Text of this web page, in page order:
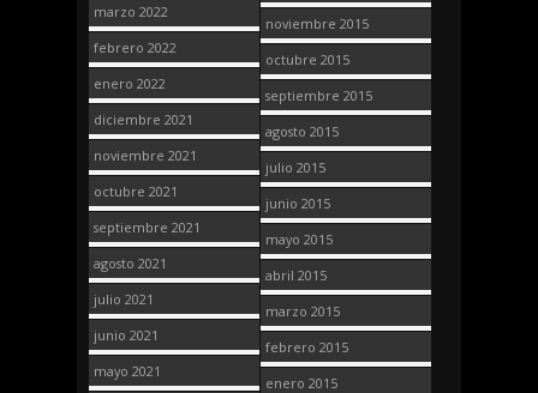
marzo 2022
febrero 2022
enero 2022
diciembre 2021
noviembre 2021
octubre 2021
septiembre 2021
agosto 2021
julio 2021
junio 2021
mayo 2021
noviembre 2015
octubre 2015
septiembre 2015
agosto 2015
julio 2015
junio 2015
mayo 2015
abril 2015
marzo 2015
febrero 2015
enero 2015